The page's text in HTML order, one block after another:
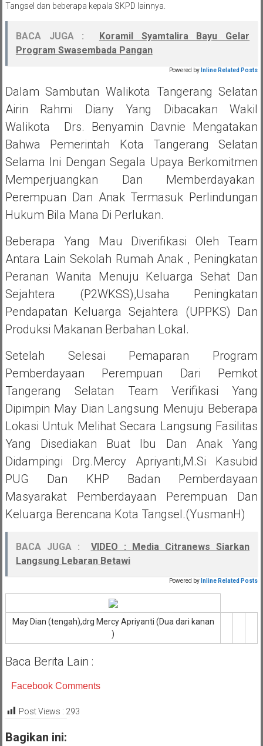
Tangsel dan beberapa kepala SKPD lainnya.
BACA JUGA :
Koramil Syamtalira Bayu Gelar
Program Swasembada Pangan
Powered by Inline Related Posts
Dalam Sambutan Walikota Tangerang Selatan
Airin Rahmi Diany Yang Dibacakan Wakil
Walikota Drs. Benyamin Davnie Mengatakan
Bahwa Pemerintah Kota Tangerang Selatan
Selama Ini Dengan Segala Upaya Berkomitmen
Memperjuangkan Dan Memberdayakan
Perempuan Dan Anak Termasuk Perlindungan
Hukum Bila Mana Di Perlukan.
Beberapa Yang Mau Diverifikasi Oleh Team
Antara Lain Sekolah Rumah Anak , Peningkatan
Peranan Wanita Menuju Keluarga Sehat Dan
Sejahtera (P2WKSS),Usaha Peningkatan
Pendapatan Keluarga Sejahtera (UPPKS) Dan
Produksi Makanan Berbahan Lokal.
Setelah Selesai Pemaparan Program
Pemberdayaan Perempuan Dari Pemkot
Tangerang Selatan Team Verifikasi Yang
Dipimpin May Dian Langsung Menuju Beberapa
Lokasi Untuk Melihat Secara Langsung Fasilitas
Yang Disediakan Buat Ibu Dan Anak Yang
Didampingi Drg.Mercy Apriyanti,M.Si Kasubid
PUG Dan KHP Badan Pemberdayaan
Masyarakat Pemberdayaan Perempuan Dan
Keluarga Berencana Kota Tangsel.(YusmanH)
BACA JUGA :
VIDEO : Media Citranews Siarkan
Langsung Lebaran Betawi
Powered by Inline Related Posts
May Dian (tengah),drg Mercy Apriyanti (Dua dari kanan
)
Baca Berita Lain :
Facebook Comments
Post Views : 293
Bagikan ini: